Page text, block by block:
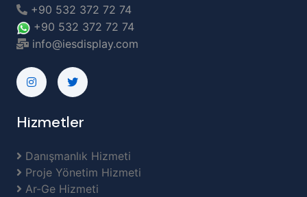
+90 532 372 72 74
+90 532 372 72 74
info@iesdisplay.com
Hizmetler
Danışmanlık Hizmeti
Proje Yönetim Hizmeti
Ar-Ge Hizmeti